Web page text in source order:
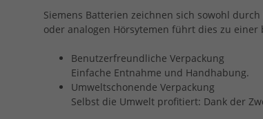
Siemens Batterien zeichnen sich sowohl
oder analogen Hörsytemen führt dies zu
Benutzerfreundliche Verpackung
Einfache Entnahme und Handhabung.
Umweltschonende Verpackung
Selbst die Umwelt profitiert: Dank der